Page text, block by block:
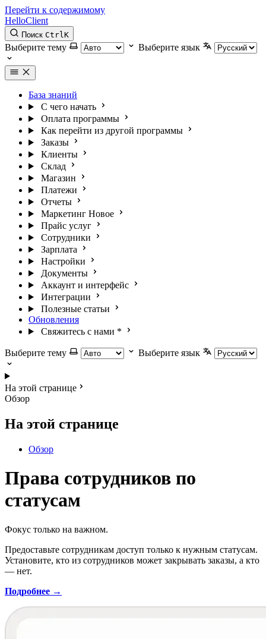
Перейти к содержимому
HelloClient
Поиск CtrlK
Выберите тему Выберите язык
База знаний
С чего начать
Оплата программы
Как перейти из другой программы
Заказы
Клиенты
Склад
Магазин
Платежи
Отчеты
Маркетинг Новое
Прайс услуг
Сотрудники
Зарплата
Настройки
Документы
Аккаунт и интерфейс
Интеграции
Полезные статьи
Обновления
Свяжитесь с нами *
Выберите тему Выберите язык
На этой странице
Обзор
На этой странице
Обзор
Права сотрудников по
статусам
Фокус только на важном.
Предоставьте сотрудникам доступ только к нужным статусам.
Установите, кто из сотрудников может закрывать заказы, а кто
— нет.
Подробнее →